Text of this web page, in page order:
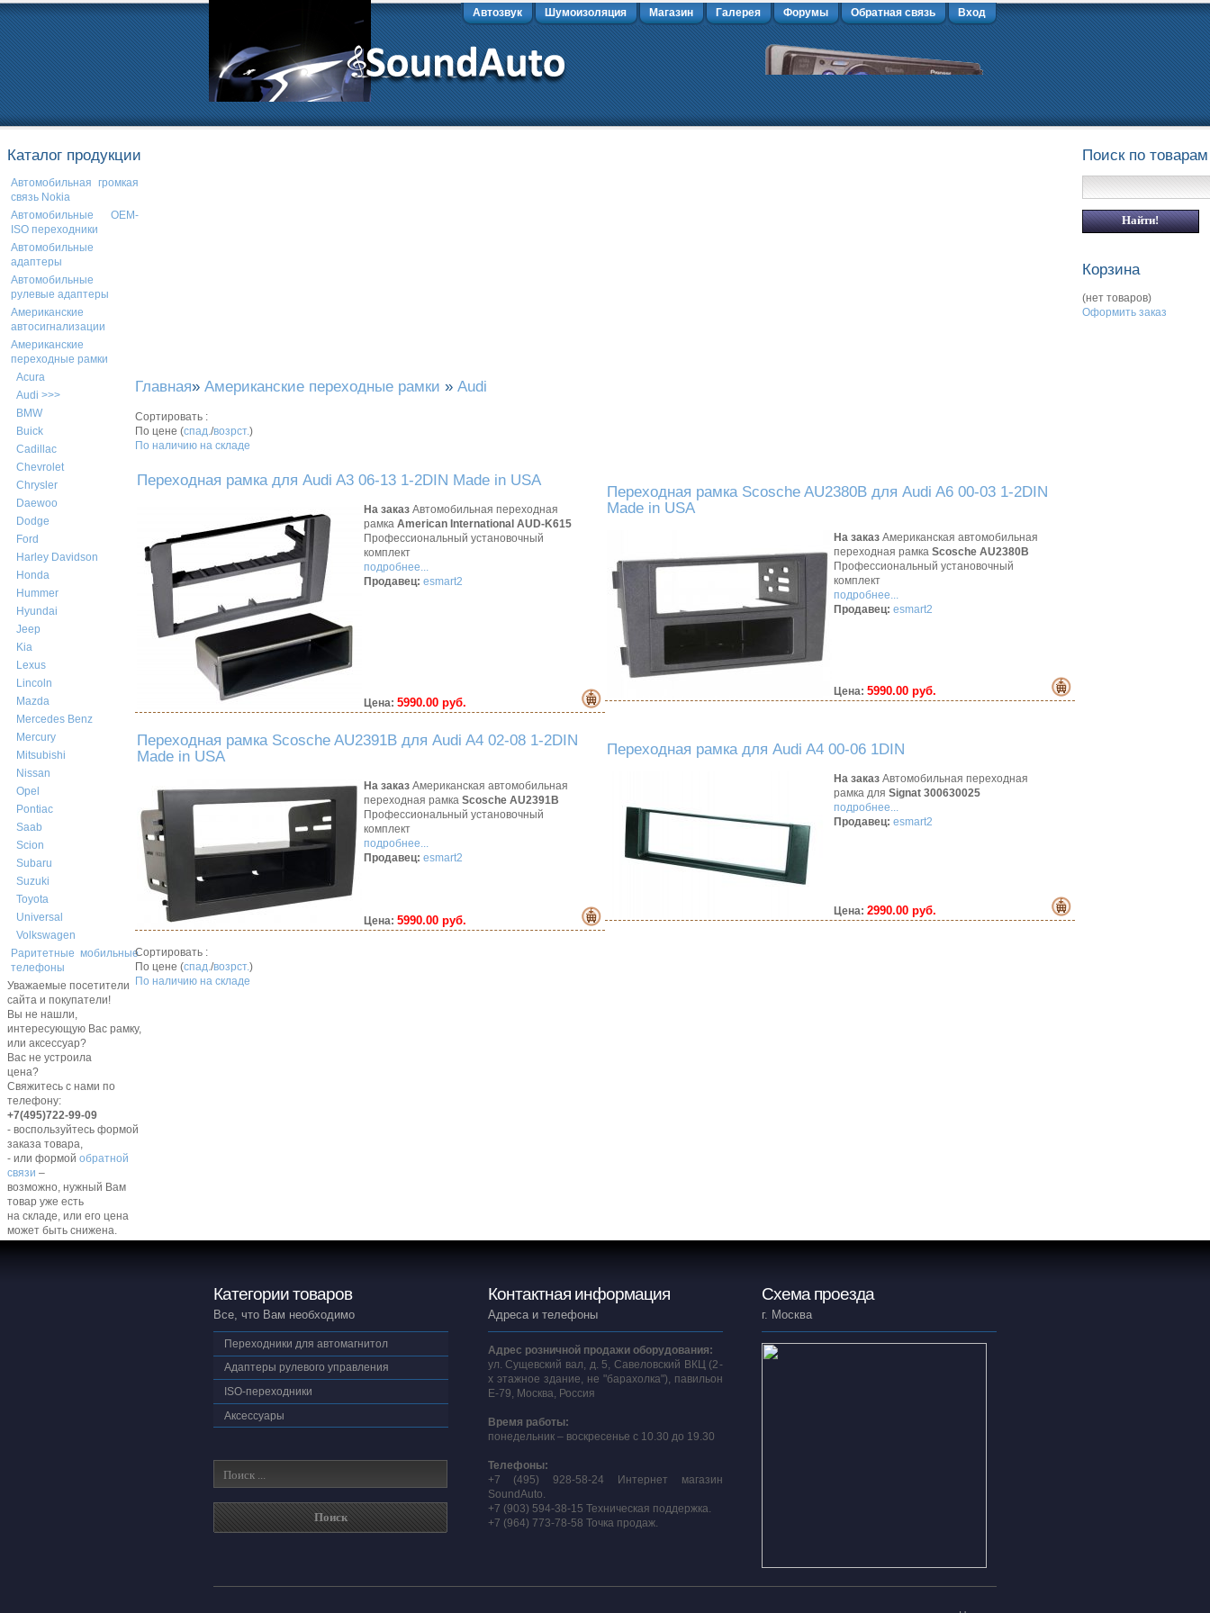
Автозвук Шумоизоляция Магазин Галерея Форумы Обратная связь Вход
Каталог продукции
Автомобильная громкая
связь Nokia
Автомобильные OEM-
ISO переходники
Автомобильные
адаптеры
Автомобильные
рулевые адаптеры
Американские
автосигнализации
Американские
переходные рамки
Acura
Audi >>>
BMW
Buick
Cadillac
Chevrolet
Chrysler
Daewoo
Dodge
Ford
Harley Davidson
Honda
Hummer
Hyundai
Jeep
Kia
Lexus
Lincoln
Mazda
Mercedes Benz
Mercury
Mitsubishi
Nissan
Opel
Pontiac
Saab
Scion
Subaru
Suzuki
Toyota
Universal
Volkswagen
Раритетные мобильные
телефоны
Уважаемые посетители
сайта и покупатели!
Вы не нашли,
интересующую Вас рамку,
или аксессуар?
Вас не устроила
цена?
Свяжитесь с нами по
телефону:
+7(495)722-99-09
- воспользуйтесь формой
заказа товара,
- или формой обратной
связи –
возможно, нужный Вам
товар уже есть
на складе, или его цена
может быть снижена.
Главная» Американские переходные рамки » Audi
Сортировать :
По цене (спад./возрст.)
По наличию на складе
Переходная рамка для Audi A3 06-13 1-2DIN Made in USA
На заказ Автомобильная переходная
рамка American International AUD-K615
Профессиональный установочный
комплект
подробнее...
Продавец: esmart2
Цена: 5990.00 руб.
Переходная рамка Scosche AU2380B для Audi A6 00-03 1-2DIN
Made in USA
На заказ Американская автомобильная
переходная рамка Scosche AU2380B
Профессиональный установочный
комплект
подробнее...
Продавец: esmart2
Цена: 5990.00 руб.
Переходная рамка Scosche AU2391B для Audi A4 02-08 1-2DIN
Made in USA
На заказ Американская автомобильная
переходная рамка Scosche AU2391B
Профессиональный установочный
комплект
подробнее...
Продавец: esmart2
Цена: 5990.00 руб.
Переходная рамка для Audi A4 00-06 1DIN
На заказ Автомобильная переходная
рамка для Signat 300630025
подробнее...
Продавец: esmart2
Цена: 2990.00 руб.
Сортировать :
По цене (спад./возрст.)
По наличию на складе
Поиск по товарам
Корзина
(нет товаров)
Оформить заказ
Категории товаров
Все, что Вам необходимо
Переходники для автомагнитол
Адаптеры рулевого управления
ISO-переходники
Аксессуары
Контактная информация
Адреса и телефоны
Адрес розничной продажи оборудования:
ул. Сущевский вал, д. 5, Савеловский ВКЦ (2-
х этажное здание, не "барахолка"), павильон
E-79, Москва, Россия
Время работы:
понедельник – воскресенье с 10.30 до 19.30
Телефоны:
+7 (495) 928-58-24 Интернет магазин
SoundAuto.
+7 (903) 594-38-15 Техническая поддержка.
+7 (964) 773-78-58 Точка продаж.
Схема проезда
г. Москва